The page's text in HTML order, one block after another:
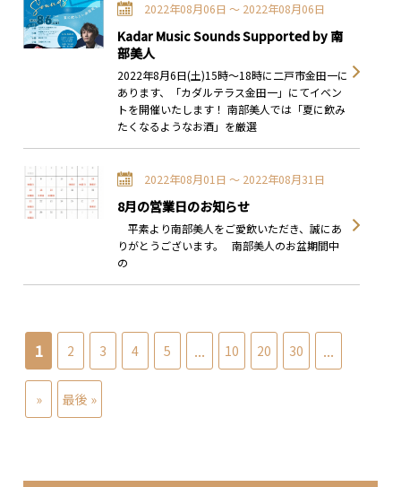
2022年08月06日 〜 2022年08月06日
Kadar Music Sounds Supported by 南
部美人
2022年8月6日(土)15時～18時に二戸市金田一に
あります、「カダルテラス金田一」にてイベン
トを開催いたします！ 南部美人では「夏に飲み
たくなるようなお酒」を厳選
2022年08月01日 〜 2022年08月31日
8月の営業日のお知らせ
平素より南部美人をご愛飲いただき、誠にあ
りがとうございます。 南部美人のお盆期間中
の
1 2 3 4 5 ... 10 20 30 ...
» 最後 »